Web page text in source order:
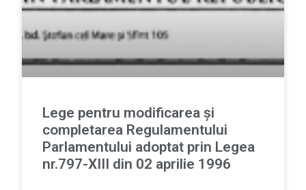
Lege pentru modificarea și
completarea Regulamentului
Parlamentului adoptat prin Legea
nr.797-XIII din 02 aprilie 1996